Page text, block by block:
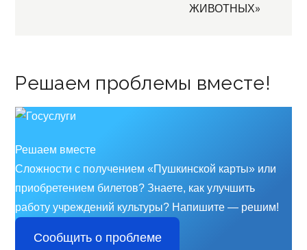
ЖИВОТНЫХ»
Решаем проблемы вместе!
Решаем вместе
Сложности с получением «Пушкинской карты» или
приобретением билетов? Знаете, как улучшить
работу учреждений культуры? Напишите — решим!
Сообщить о проблеме